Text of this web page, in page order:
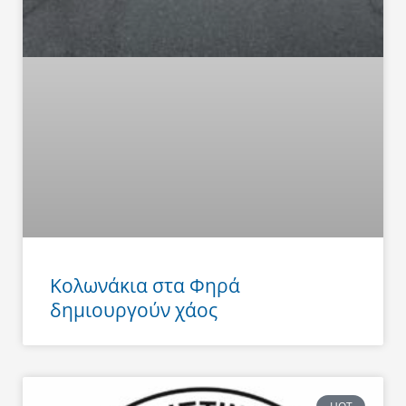
Κολωνάκια στα Φηρά
δημιουργούν χάος